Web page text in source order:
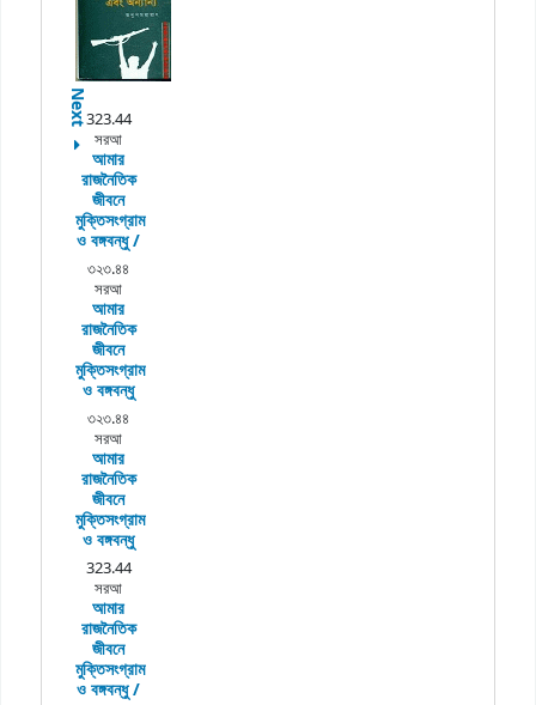
Next323.44
সরআ
আমার
রাজনৈতিক
জীবনে
মুক্তিসংগ্রাম
ও বঙ্গবন্ধু /
৩২৩.৪৪
সরআ
আমার
রাজনৈতিক
জীবনে
মুক্তিসংগ্রাম
ও বঙ্গবন্ধু
৩২৩.৪৪
সরআ
আমার
রাজনৈতিক
জীবনে
মুক্তিসংগ্রাম
ও বঙ্গবন্ধু
323.44
সরআ
আমার
রাজনৈতিক
জীবনে
মুক্তিসংগ্রাম
ও বঙ্গবন্ধু /